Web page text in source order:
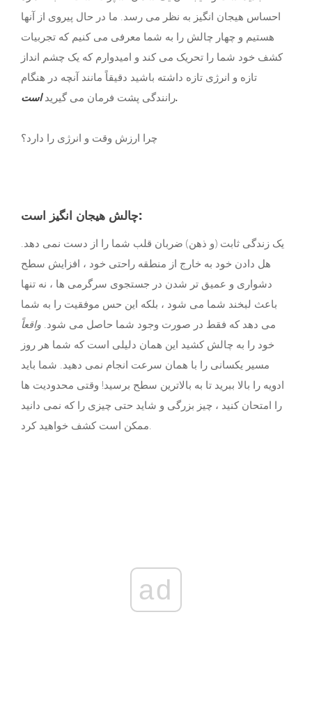
احساس هیجان انگیز به نظر می رسد. ما در حال پیروی از آنها
هستیم و چهار چالش را به شما معرفی می کنیم که تجربیات
کشف خود شما را تحریک می کند و امیدوارم که یک چشم انداز
تازه و انرژی تازه داشته باشید دقیقاً مانند آنچه در هنگام
رانندگی پشت فرمان می گیریداست.
چرا ارزش وقت و انرژی را دارد؟
چالش هیجان انگیز است:
یک زندگی ثابت (و ذهن) ضربان قلب شما را از دست نمی دهد.
هل دادن خود به خارج از منطقه راحتی خود ، افزایش سطح
دشواری و عمیق تر شدن در جستجوی سرگرمی ها ، نه تنها
باعث لبخند شما می شود ، بلکه این حس موفقیت را به شما
می دهد که فقط در صورت وجود شما حاصل می شود. واقعاً
خود را به چالش کشید این همان دلیلی است که شما هر روز
مسیر یکسانی را با همان سرعت انجام نمی دهید. شما باید
ادویه را بالا ببرید تا به بالاترین سطح برسید! وقتی محدودیت ها
را امتحان کنید ، چیز بزرگی و شاید حتی چیزی را که نمی دانید
ممکن است کشف خواهید کرد.
ad